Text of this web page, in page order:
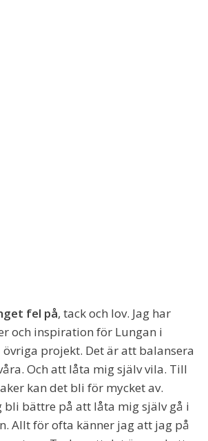
fel på, tack och lov. Jag har
och inspiration för Lungan i
projekt. Det är att balansera
Och att låta mig själv vila. Till
kan det bli för mycket av.
bli bättre på att låta mig själv gå i
Allt för ofta känner jag att jag på